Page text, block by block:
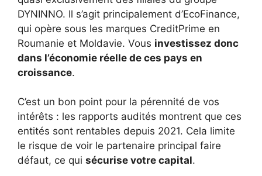
DYNINNO. Il s’agit principalement d’EcoFinance,
qui opère sous les marques CreditPrime en
Roumanie et Moldavie. Vous investissez donc
dans l’économie réelle de ces pays en
croissance.
C’est un bon point pour la pérennité de vos
intérêts : les rapports audités montrent que ces
entités sont rentables depuis 2021. Cela limite
le risque de voir le partenaire principal faire
défaut, ce qui sécurise votre capital.